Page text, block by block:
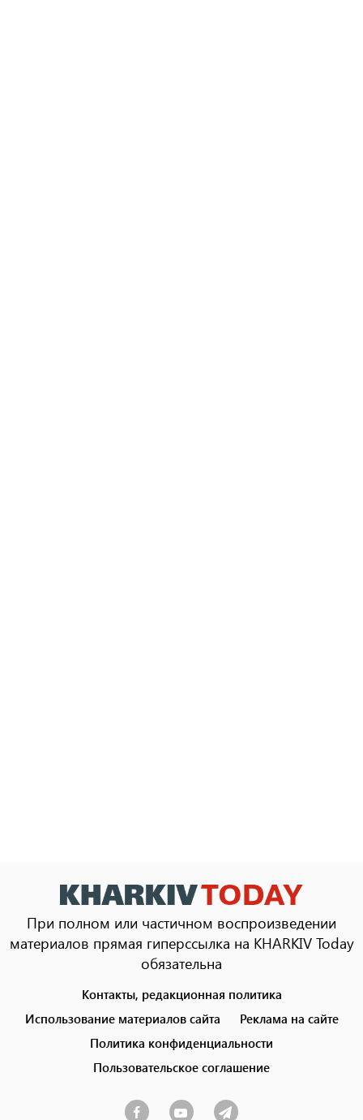
При полном или частичном воспроизведении
материалов прямая гиперссылка на KHARKIV Today
обязательна
menu
Контакты, редакционная политика
Использование материалов сайта
Реклама на сайте
Политика конфиденциальности
Пользовательское соглашение